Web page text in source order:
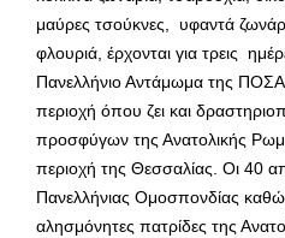
μαύρες τσούκνες, υφαντά
φλουριά, έρχονται για τρεις
Πανελλήνιο Αντάμωμα της
περιοχή όπου ζει και
προσφύγων της Ανατολικής
περιοχή της Θεσσαλίας. Οι 40
Πανελλήνιας Ομοσπονδίας
αλησμόνητες πατρίδες της